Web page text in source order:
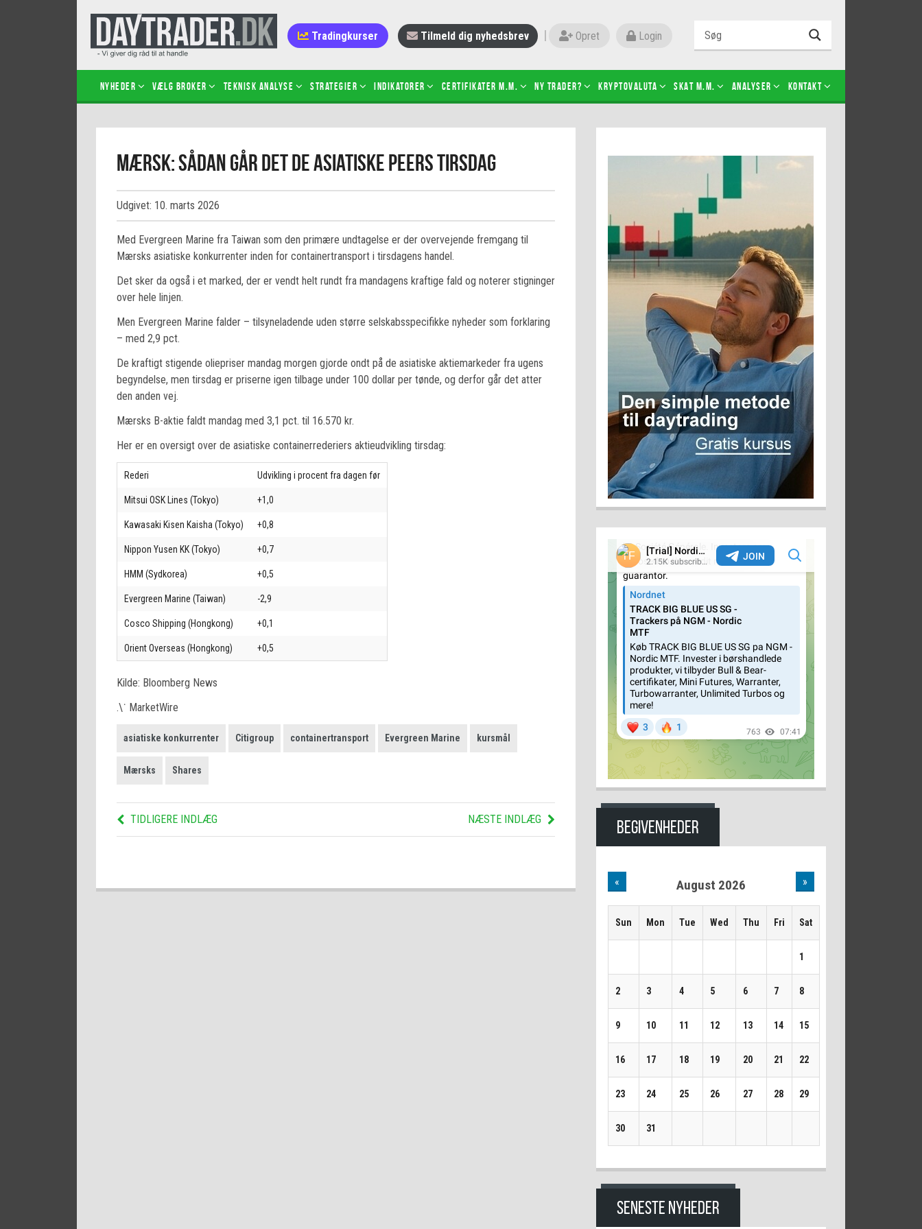
Tradingkurser Tilmeld dig nyhedsbrev Opret Login
Nyheder Vælg broker Teknisk analyse Strategier Indikatorer Certifikater m.m. Ny trader?
Kopiér de bedste tradere og
investorer
Sådan bruges stop-loss
Sådan fungerer BULL & BEAR-
certifikater
Det betyder de nye ESMA-regler
Gearing af aktier – hvad er det?
Futures-kontrakter
Kopier Jeppe Kirk Bonde
Kryptovaluta SKAT m.m. Analyser Kontakt
Mærsk: Sådan går det de asiatiske peers tirsdag
Udgivet: 10. marts 2026
Med Evergreen Marine fra Taiwan som den primære undtagelse er der overvejende fremgang til
Mærsks asiatiske konkurrenter inden for containertransport i tirsdagens handel.
Det sker da også i et marked, der er vendt helt rundt fra mandagens kraftige fald og noterer stigninger
over hele linjen.
Men Evergreen Marine falder – tilsyneladende uden større selskabsspecifikke nyheder som forklaring
– med 2,9 pct.
De kraftigt stigende oliepriser mandag morgen gjorde ondt på de asiatiske aktiemarkeder fra ugens
begyndelse, men tirsdag er priserne igen tilbage under 100 dollar per tønde, og derfor går det atter
den anden vej.
Mærsks B-aktie faldt mandag med 3,1 pct. til 16.570 kr.
Her er en oversigt over de asiatiske containerrederiers aktieudvikling tirsdag:
Rederi Udvikling i procent fra dagen før
Mitsui OSK Lines (Tokyo) +1,0
Kawasaki Kisen Kaisha (Tokyo) +0,8
Nippon Yusen KK (Tokyo) +0,7
HMM (Sydkorea) +0,5
Evergreen Marine (Taiwan) -2,9
Cosco Shipping (Hongkong) +0,1
Orient Overseas (Hongkong) +0,5
Kilde: Bloomberg News
.\˙ MarketWire
asiatiske konkurrenter Citigroup containertransport Evergreen Marine kursmål
Mærsks Shares
TIDLIGERE INDLÆG NÆSTE INDLÆG BEGIVENHEDER
« August 2026 »
Sun Mon Tue Wed Thu Fri Sat
1
2 3 4 5 6 7 8
9 10 11 12 13 14 15
16 17 18 19 20 21 22
23 24 25 26 27 28 29
30 31
SENESTE NYHEDER